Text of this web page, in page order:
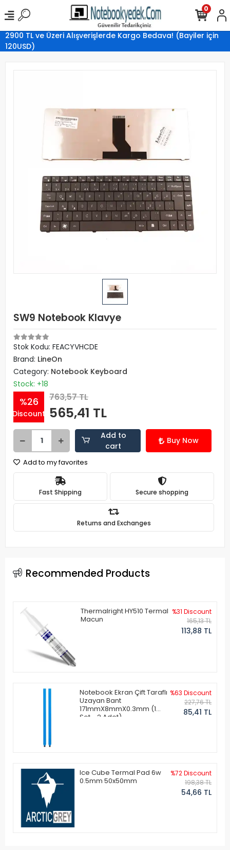
2900 TL ve Üzeri Alışverişlerde Kargo Bedava! (Bayiler için
120USD)
0
SW9 Notebook Klavye
Stok Kodu: FEACYVHCDE
Brand: LineOn
Category: Notebook Keyboard
Stock: +18
%26
Discount
763,57 TL
565,41 TL
Add to
cart
Buy Now
Add to my favorites
Fast Shipping Secure shopping
Returns and Exchanges
Recommended Products
Thermalright HY510 Termal
Macun
%31 Discount
165,13 TL
113,88 TL
Notebook Ekran Çift Taraflı
Uzayan Bant
171mmX8mmX0.3mm (1
Set - 2 Adet)
%63 Discount
227,76 TL
85,41 TL
Ice Cube Termal Pad 6w
0.5mm 50x50mm
%72 Discount
198,38 TL
54,66 TL